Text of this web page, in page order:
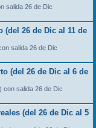
salida 26 de Dic
26 de Dic al 11 de
salida 26 de Dic
(del 26 de Dic al 6 de
con salida 26 de Dic
(del 26 de Dic al 5